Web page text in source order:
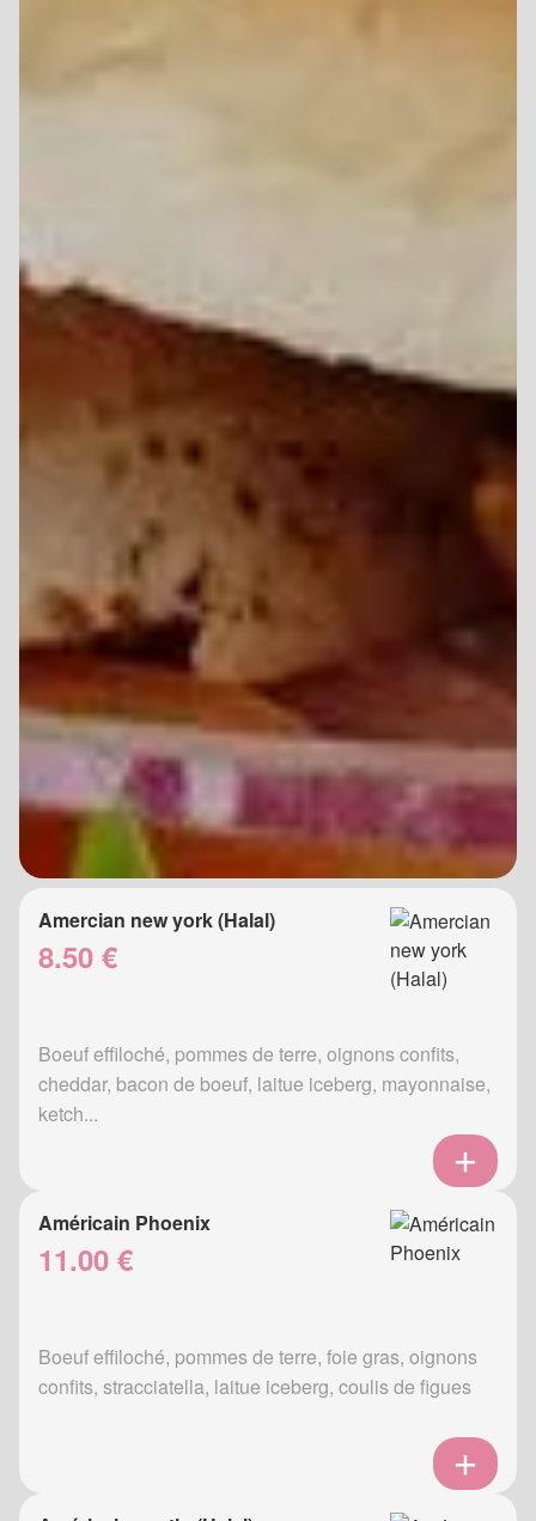
Amercian new york (Halal)
8.50 €
Boeuf effiloché, pommes de terre, oignons confits,
cheddar, bacon de boeuf, laitue iceberg, mayonnaise,
ketch...
Américain Phoenix
11.00 €
Boeuf effiloché, pommes de terre, foie gras, oignons
confits, stracciatella, laitue iceberg, coulis de figues